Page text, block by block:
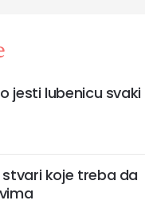
jesti lubenicu svaki
stvari koje treba da